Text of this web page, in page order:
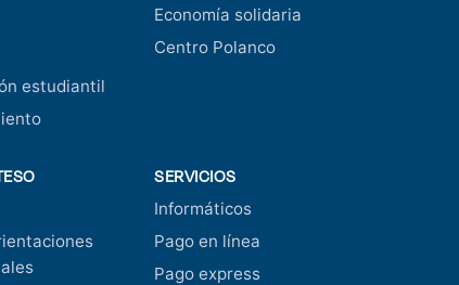
estudiantil
Economía solidaria
Centro Polanco
SERVICIOS
Informáticos
Pago en línea
Pago express